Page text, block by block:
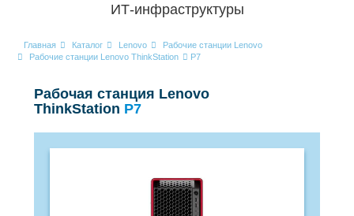
ИТ-инфраструктуры
Главная Каталог Lenovo
Рабочие станции Lenovo
Рабочие станции Lenovo ThinkStation
P7
Рабочая станция Lenovo
ThinkStation P7